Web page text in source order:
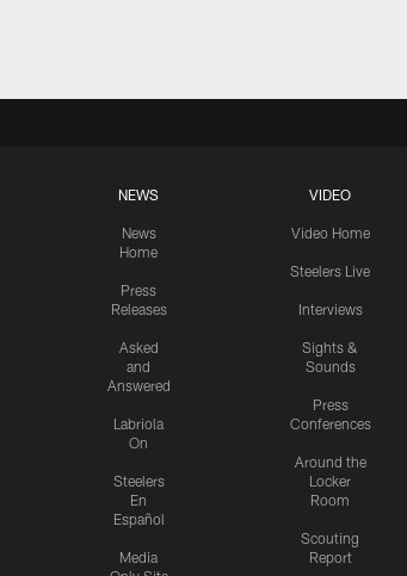
NEWS
News
Home
Press
Releases
Asked
and
Answered
Labriola
On
Steelers
En
Español
Media
VIDEO
Video Home
Steelers Live
Interviews
Sights &
Sounds
Press
Conferences
Around the
Locker
Room
Scouting
Report